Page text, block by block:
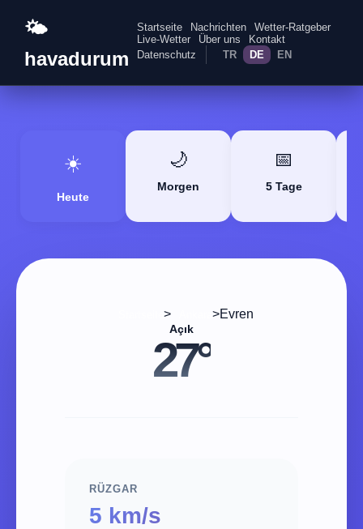
🌤️
havadurum
Startseite Nachrichten
Wetter-Ratgeber
Live-Wetter
Über uns
Kontakt
Datenschutz
TR DE EN
☀️
Heute
🌙
Morgen
📅
5 Tage
> >Evren
Açık
27°
RÜZGAR
5 km/s